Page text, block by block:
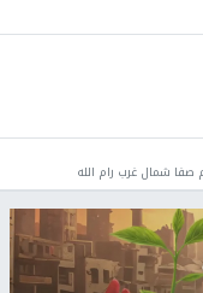
شمال غرب رام الله